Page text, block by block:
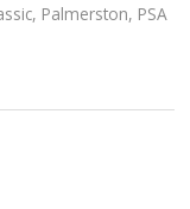
, Palmerston, PSA